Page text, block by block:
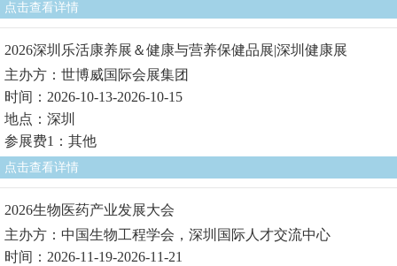
点击查看详情
2026深圳乐活康养展＆健康与营养保健品展|深圳健康展
主办方：世博威国际会展集团
时间：2026-10-13-2026-10-15
地点：深圳
参展费1：其他
点击查看详情
2026生物医药产业发展大会
主办方：中国生物工程学会，深圳国际人才交流中心
时间：2026-11-19-2026-11-21